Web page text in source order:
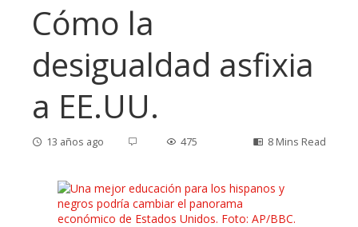
Cómo la
desigualdad asfixia
a EE.UU.
13 años ago 475 8 Mins Read